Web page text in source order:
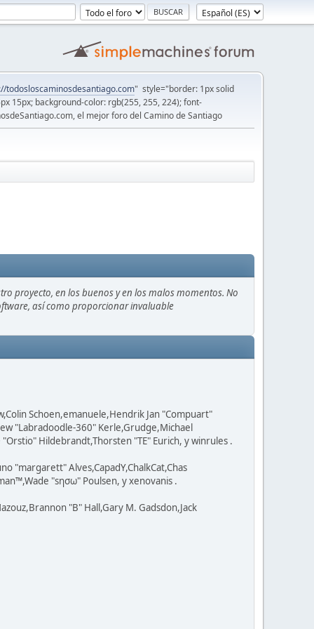
todosloscaminosdesantiago.com" style="border: 1px solid
15px; background-color: rgb(255, 255, 224); font-
el mejor foro del Camino de Santiago
proyecto, en los buenos y en los malos momentos. No
así como proporcionar invaluable
Schoen,emanuele,Hendrik Jan "Compuart"
"Labradoodle-360" Kerle,Grudge,Michael
Hildebrandt,Thorsten "TE" Eurich, y winrules .
"margarett" Alves,CapadY,ChalkCat,Chas
"sησω" Poulsen, y xenovanis .
"B" Hall,Gary M. Gadsdon,Jack